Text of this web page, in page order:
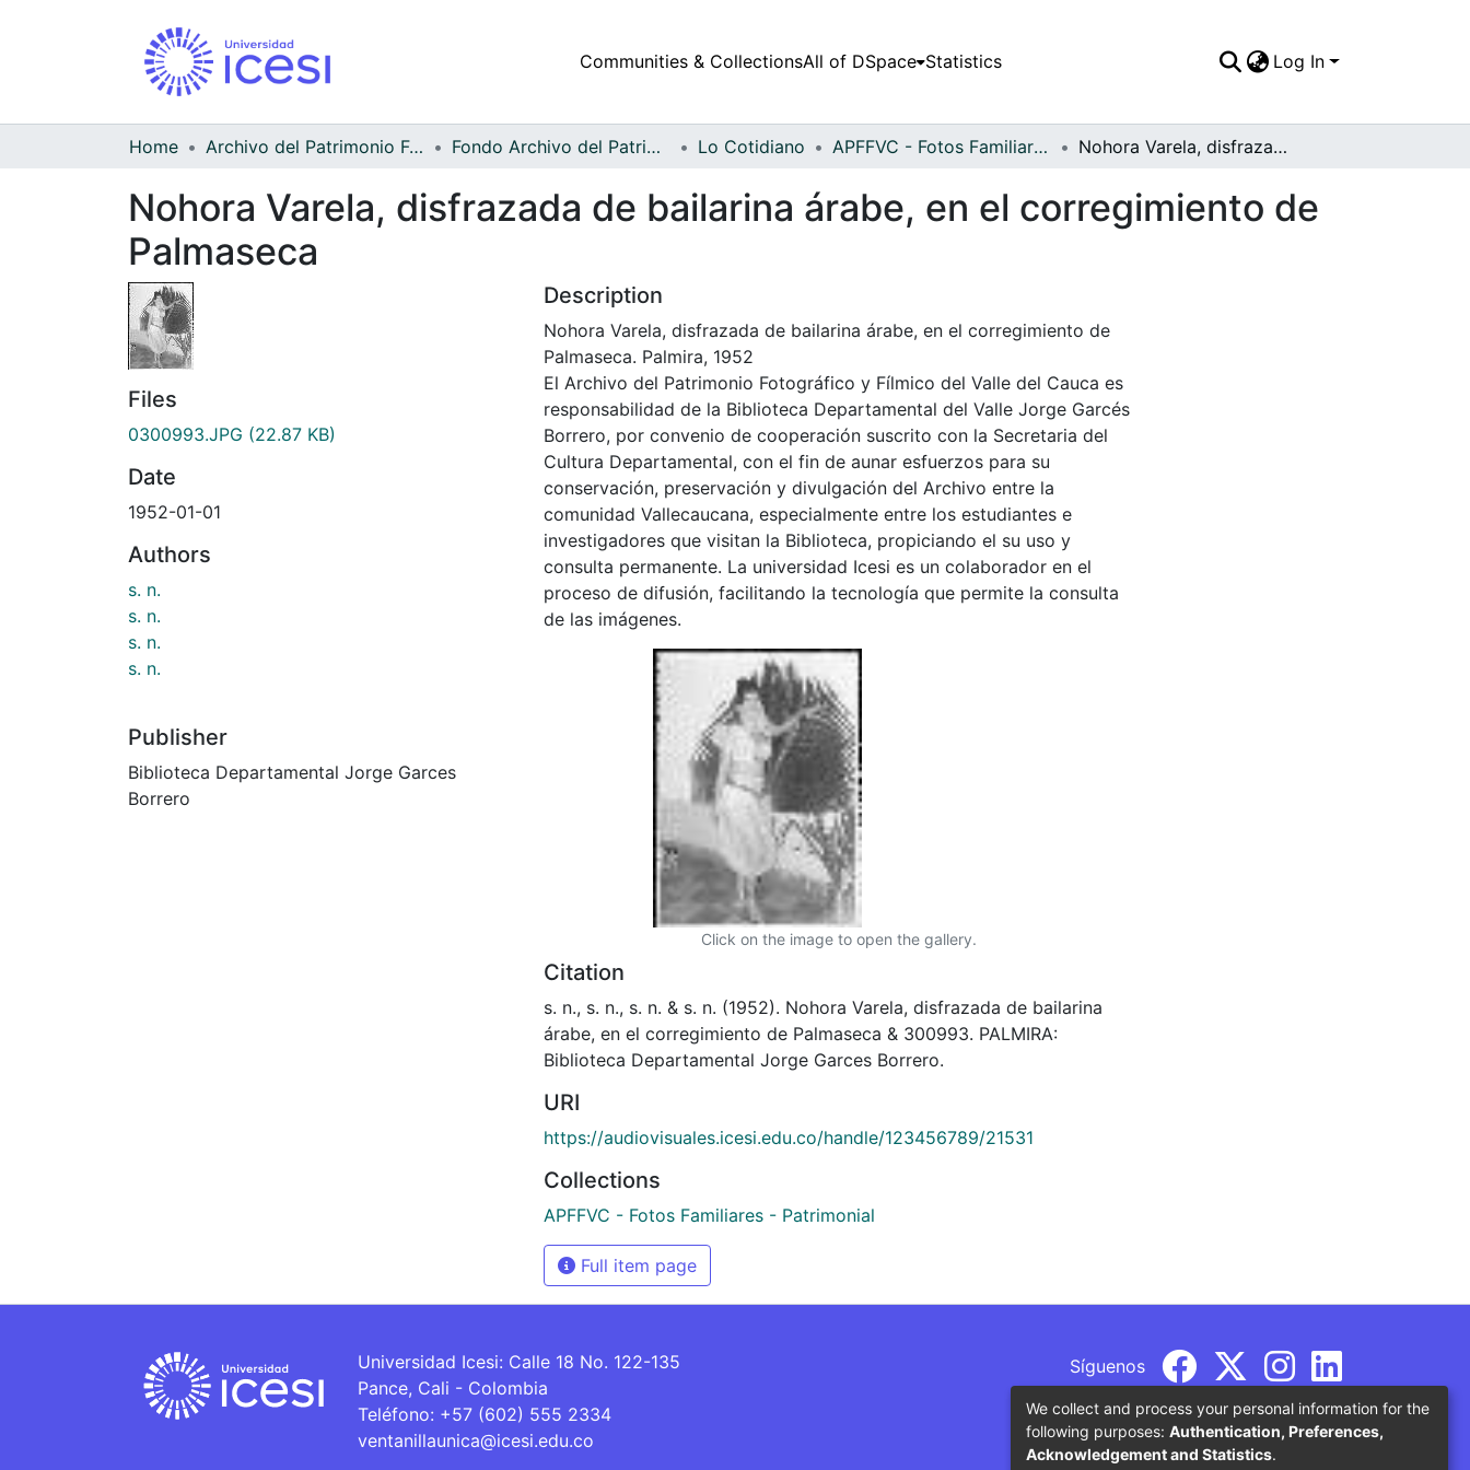
Communities & CollectionsAll of DSpace Statistics Log In
Home Archivo del Patrimonio Fotográfico y Fílmico del Valle del Cauca Fondo Archivo del Patrimonio Fotográfico y Fílmico del Valle del Cauca Lo Cotidiano APFFVC - Fotos Familiares - Patrimonial Nohora Varela, disfrazada de bailarina árabe, en el corregimiento de Palmaseca
Nohora Varela, disfrazada de bailarina árabe, en el corregimiento de
Palmaseca
Files
0300993.JPG (22.87 KB)
Date
1952-01-01
Authors
s. n.
s. n.
s. n.
s. n.
Publisher
Biblioteca Departamental Jorge Garces
Borrero
Description
Nohora Varela, disfrazada de bailarina árabe, en el corregimiento de
Palmaseca. Palmira, 1952
El Archivo del Patrimonio Fotográfico y Fílmico del Valle del Cauca es
responsabilidad de la Biblioteca Departamental del Valle Jorge Garcés
Borrero, por convenio de cooperación suscrito con la Secretaria del
Cultura Departamental, con el fin de aunar esfuerzos para su
conservación, preservación y divulgación del Archivo entre la
comunidad Vallecaucana, especialmente entre los estudiantes e
investigadores que visitan la Biblioteca, propiciando el su uso y
consulta permanente. La universidad Icesi es un colaborador en el
proceso de difusión, facilitando la tecnología que permite la consulta
de las imágenes.
Click on the image to open the gallery.
Citation
s. n., s. n., s. n. & s. n. (1952). Nohora Varela, disfrazada de bailarina
árabe, en el corregimiento de Palmaseca & 300993. PALMIRA:
Biblioteca Departamental Jorge Garces Borrero.
URI
https://audiovisuales.icesi.edu.co/handle/123456789/21531
Collections
APFFVC - Fotos Familiares - Patrimonial
Full item page
Universidad Icesi: Calle 18 No. 122-135
Pance, Cali - Colombia
Teléfono: +57 (602) 555 2334
ventanillaunica@icesi.edu.co
Síguenos
We collect and process your personal information for the
following purposes: Authentication, Preferences,
Acknowledgement and Statistics.